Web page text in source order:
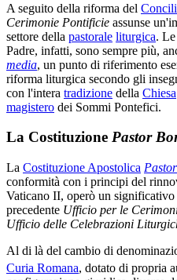
A seguito della riforma del
Cerimonie Pontificie assunse
settore della pastorale liturgica.
Padre, infatti, sono sempre più,
media, un punto di riferimento
riforma liturgica secondo gli
con l'intera tradizione della Chiesa
magistero dei Sommi Pontefici.
La Costituzione Pastor
La Costituzione Apostolica
conformità con i principi del
Vaticano II, operò un
precedente Ufficio per le
Ufficio delle Celebrazioni
Al di là del cambio di
Curia Romana, dotato di propria